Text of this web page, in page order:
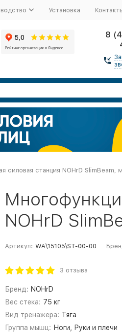
Установка
8
силовая станция NOHrD SlimBeam,
NOHrD
Артикул: WA\15105\ST-00-00
3 отзыва
Бренд: NOHrD
Вес стека: 75 кг
Вид тренажера: Тяга
Группа мышц: Ноги, Руки и плечи